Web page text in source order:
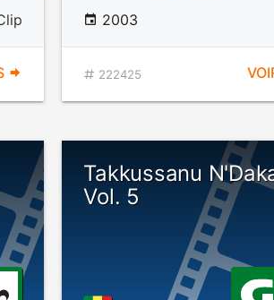
2003
222425
Takkussanu
Vol. 5